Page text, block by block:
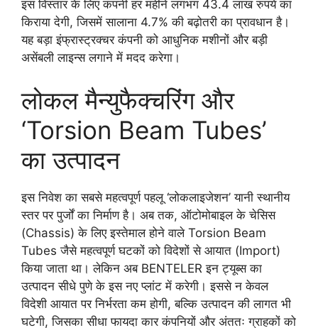
इस विस्तार के लिए कंपनी हर महीने लगभग 43.4 लाख रुपये का
किराया देगी, जिसमें सालाना 4.7% की बढ़ोतरी का प्रावधान है।
यह बड़ा इंफ्रास्ट्रक्चर कंपनी को आधुनिक मशीनों और बड़ी
असेंबली लाइन्स लगाने में मदद करेगा।
लोकल मैन्युफैक्चरिंग और
‘Torsion Beam Tubes’
का उत्पादन
इस निवेश का सबसे महत्वपूर्ण पहलू ‘लोकलाइजेशन’ यानी स्थानीय
स्तर पर पुर्जों का निर्माण है। अब तक, ऑटोमोबाइल के चेसिस
(Chassis) के लिए इस्तेमाल होने वाले Torsion Beam
Tubes जैसे महत्वपूर्ण घटकों को विदेशों से आयात (Import)
किया जाता था। लेकिन अब BENTELER इन ट्यूब्स का
उत्पादन सीधे पुणे के इस नए प्लांट में करेगी। इससे न केवल
विदेशी आयात पर निर्भरता कम होगी, बल्कि उत्पादन की लागत भी
घटेगी, जिसका सीधा फायदा कार कंपनियों और अंततः ग्राहकों को